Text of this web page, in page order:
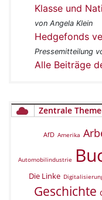
Klasse und
von Angela Klein
Hedgefonds
Pressemitteilung
Alle Beiträge
Zentrale
AfD Amerika
Automobilindustrie
Die Linke
Geschichte